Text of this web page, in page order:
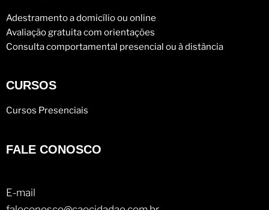
Adestramento a domicílio ou online
Avaliação gratuita com orientações
Consulta comportamental presencial ou à distância
CURSOS
Cursos Presenciais
FALE CONOSCO
E-mail